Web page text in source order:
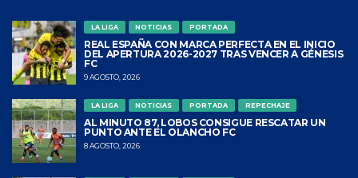
LA LIGA NOTICIAS PORTADA
REAL ESPAÑA CON MARCA PERFECTA EN EL INICIO
DEL APERTURA 2026-2027 TRAS VENCER A GÉNESIS
FC
9 AGOSTO, 2026
LA LIGA NOTICIAS PORTADA REPECHAJE
AL MINUTO 87, LOBOS CONSIGUE RESCATAR UN
PUNTO ANTE EL OLANCHO FC
8 AGOSTO, 2026